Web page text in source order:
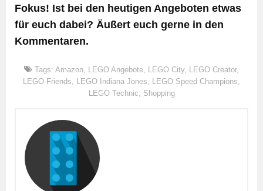
Fokus! Ist bei den heutigen Angeboten etwas
für euch dabei? Äußert euch gerne in den
Kommentaren.
Tags: Amazon, LEGO Angebote, LEGO City, LEGO Creator,
LEGO Friends, LEGO Indiana Jones, LEGO Speed Champions,
LEGO Technic, Shopping